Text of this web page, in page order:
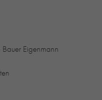
Eigenmann